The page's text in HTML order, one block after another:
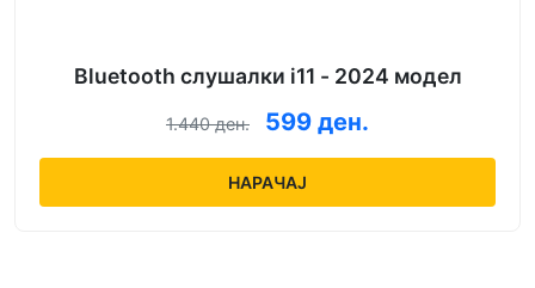
Bluetooth слушалки i11 - 2024 модел
1.440 ден. 599 ден.
НАРАЧАЈ